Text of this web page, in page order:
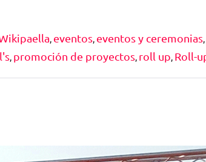
, eventos, eventos y ceremonias,
, promoción de proyectos, roll up, Roll-